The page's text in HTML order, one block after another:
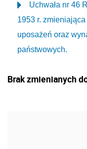
Uchwała nr 46
1953 r.
uposażeń oraz
państwowych.
Brak zmienianych